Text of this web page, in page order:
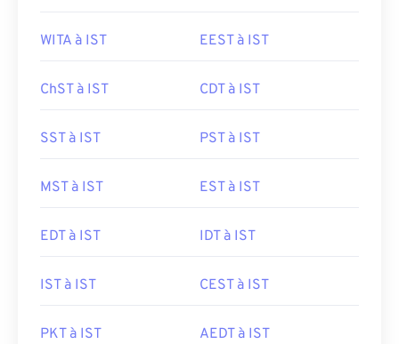
WITA à IST EEST à IST
ChST à IST CDT à IST
SST à IST PST à IST
MST à IST EST à IST
EDT à IST IDT à IST
IST à IST CEST à IST
PKT à IST AEDT à IST